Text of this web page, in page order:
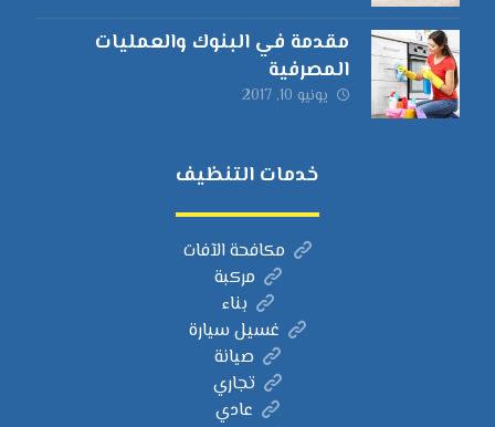
مقدمة في البنوك والعمليات
المصرفية
يونيو 10, 2017
خدمات التنظيف
مكافحة الآفات
مركبة
بناء
غسيل سيارة
صيانة
تجاري
عادي